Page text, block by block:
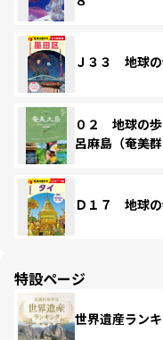
Ｊ３３ 地球
０２ 地球の
呂麻島（奄美
Ｄ１７ 地球
特設ページ
世界遺産ラン